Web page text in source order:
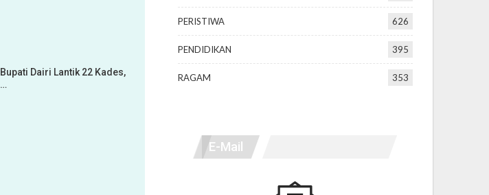
Bupati Dairi Lantik 22 Kades,
…
PERISTIWA 626
PENDIDIKAN 395
RAGAM 353
E-Mail